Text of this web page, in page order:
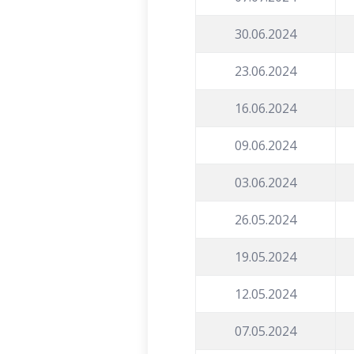
30.06.2024
23.06.2024
16.06.2024
09.06.2024
03.06.2024
26.05.2024
19.05.2024
12.05.2024
07.05.2024